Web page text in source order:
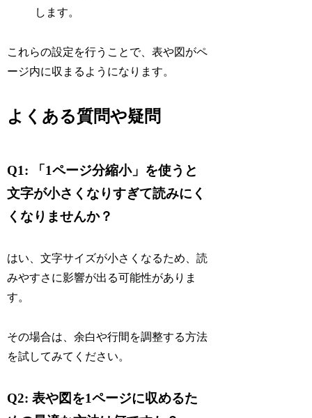
します。
これらの設定を行うことで、表や図がペ
ージ内に収まるようになります。
よくある質問や疑問
Q1: 「1ページ分縮小」を使うと
文字が小さくなりすぎて読みにく
くなりませんか？
はい、文字サイズが小さくなるため、読
みやすさに影響が出る可能性がありま
す。
その場合は、余白や行間を調整する方法
を試してみてください。
Q2: 表や図を1ページに収めるた